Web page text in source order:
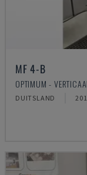
MF 4-B
OPTIMUM -
DUITSLAND